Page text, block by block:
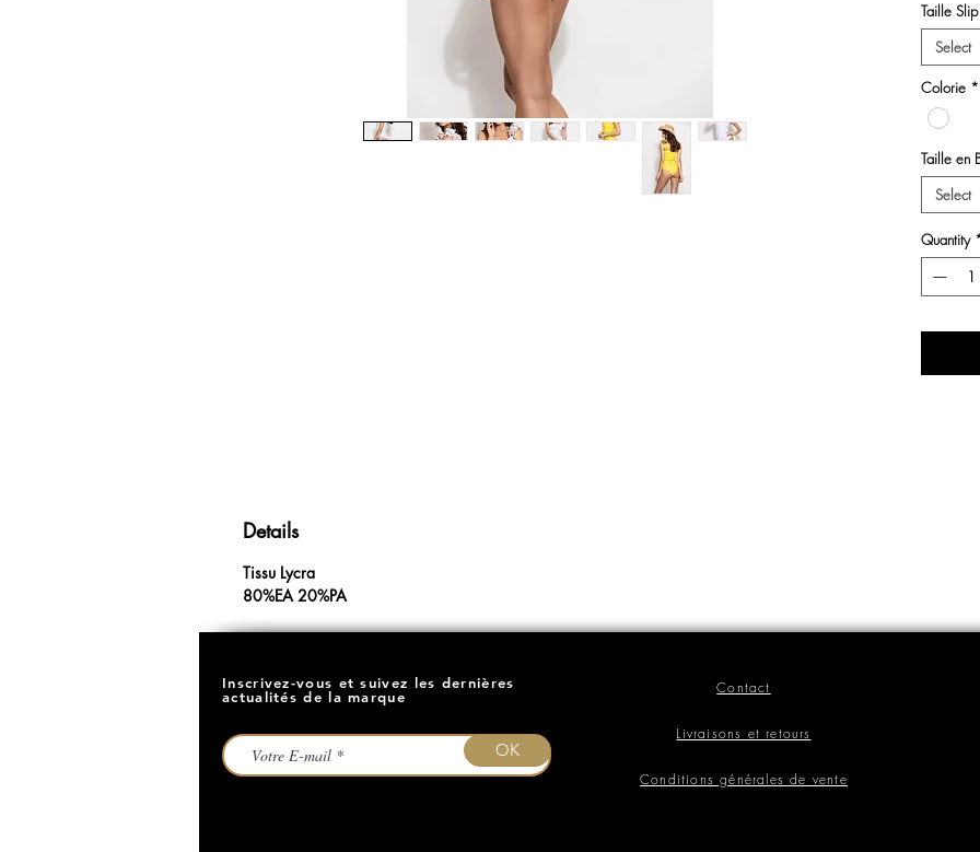
Tous
sont
couture
Taille Slip
Select
Colorie *
Taille en
Select
Quantity
Details
Tissu Lycra
80%EA 20%PA
Inscrivez-vous et suivez les dernières
actualités de la marque
Contact
Livraisons et retours
Conditions générales de vente
OK